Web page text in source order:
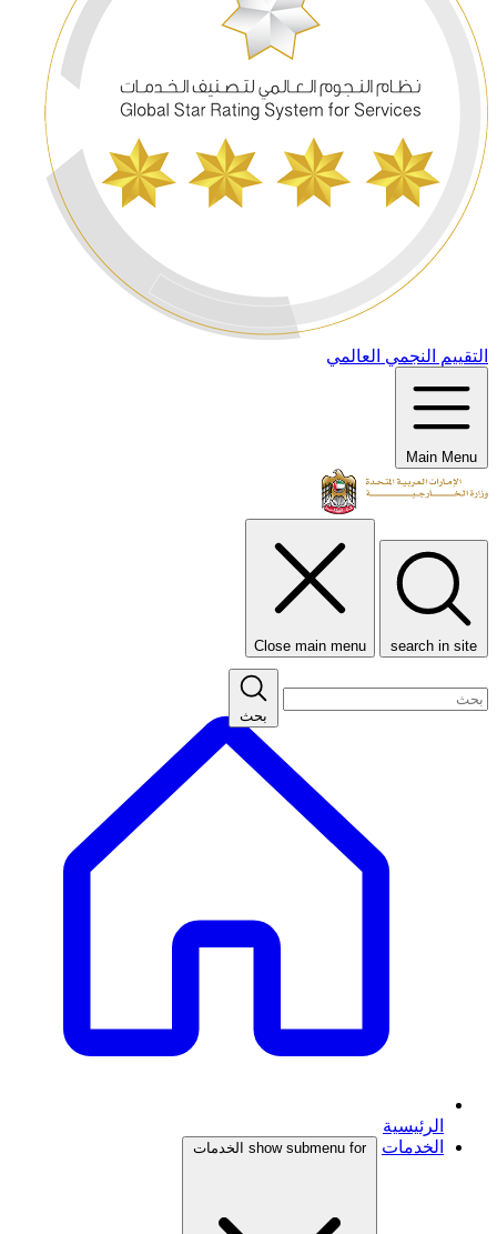
التقييم النجمي العالمي
Main Menu
search in site
Close main menu
بحث
الرئيسية
الخدمات
show submenu for الخدمات